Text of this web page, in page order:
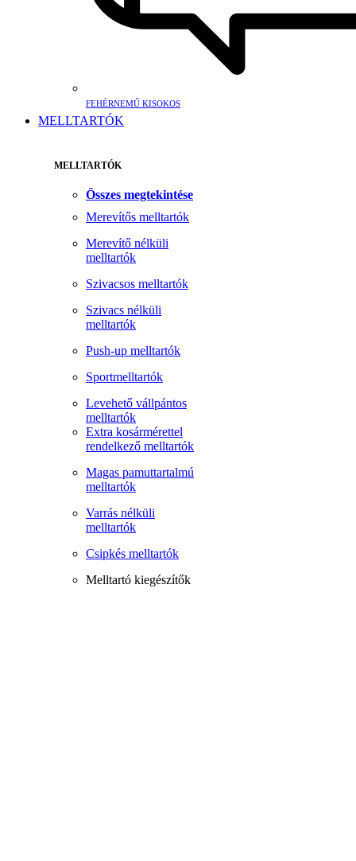
FEHÉRNEMŰ KISOKOS
MELLTARTÓK
MELLTARTÓK
Összes megtekintése
Merevítős melltartók
Merevítő nélküli
melltartók
Szivacsos melltartók
Szivacs nélküli
melltartók
Push-up melltartók
Sportmelltartók
Levehető vállpántos
melltartók
Extra kosármérettel
rendelkező melltartók
Magas pamuttartalmú
melltartók
Varrás nélküli
melltartók
Csipkés melltartók
Melltartó kiegészítők